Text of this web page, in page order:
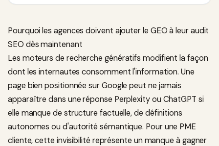
Pourquoi les agences doivent ajouter le GEO à leur audit
SEO dès maintenant
Les moteurs de recherche génératifs modifient la façon
dont les internautes consomment l'information. Une
page bien positionnée sur Google peut ne jamais
apparaître dans une réponse Perplexity ou ChatGPT si
elle manque de structure factuelle, de définitions
autonomes ou d'autorité sémantique. Pour une PME
cliente, cette invisibilité représente un manque à gagner